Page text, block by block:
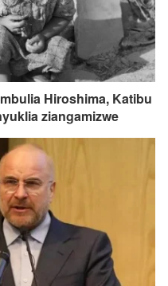
Hiroshima, Katibu
ziangamizwe